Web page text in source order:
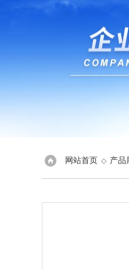
网站首页 ◇ 产品